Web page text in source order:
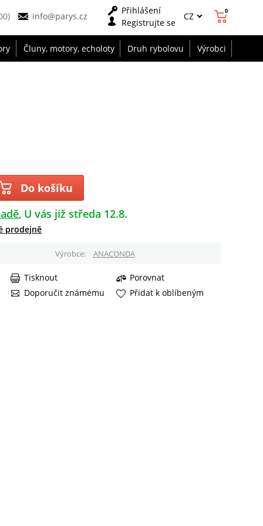
info@parys.cz
Přihlášení
Registrujte se
CZ 0
Čluny, motory, echoloty Druh rybolovu Výrobci
Do košíku
U vás již středa 12.8.
prodejně
Výrobce ANACONDA
Porovnat
Doporučit známému
Tisknout
Přidat k oblíbeným